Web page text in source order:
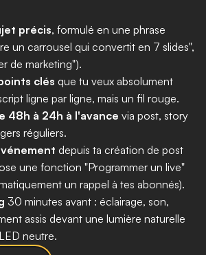
précis, formulé en une phrase
un carrousel qui convertit en 7 slides",
de marketing").
clés que tu veux absolument
ligne par ligne, mais un fil rouge.
48h à 24h à l'avance via post, story
réguliers.
depuis ta création de post
une fonction "Programmer un live"
un rappel à tes abonnés).
30 minutes avant : éclairage, son,
assis devant une lumière naturelle
neutre.